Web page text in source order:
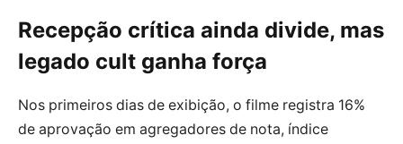
Recepção crítica ainda divide, mas
legado cult ganha força
Nos primeiros dias de exibição, o filme registra 16%
de aprovação em agregadores de nota, índice